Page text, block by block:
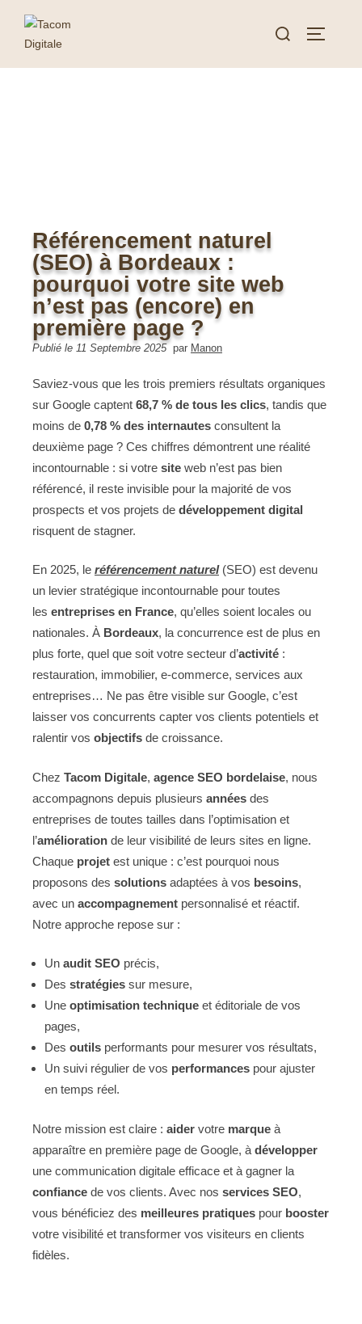
Référencement naturel
(SEO) à Bordeaux :
pourquoi votre site web
n’est pas (encore) en
première page ?
Publié le 11 Septembre 2025par Manon
Saviez-vous que les trois premiers résultats organiques
sur Google captent 68,7 % de tous les clics, tandis que
moins de 0,78 % des internautes consultent la
deuxième page ? Ces chiffres démontrent une réalité
incontournable : si votre site web n’est pas bien
référencé, il reste invisible pour la majorité de vos
prospects et vos projets de développement digital
risquent de stagner.
En 2025, le référencement naturel(SEO) est devenu
un levier stratégique incontournable pour toutes
les entreprises en France, qu’elles soient locales ou
nationales. À Bordeaux, la concurrence est de plus en
plus forte, quel que soit votre secteur d’activité :
restauration, immobilier, e-commerce, services aux
entreprises… Ne pas être visible sur Google, c’est
laisser vos concurrents capter vos clients potentiels et
ralentir vos objectifs de croissance.
Chez Tacom Digitale, agence SEO bordelaise, nous
accompagnons depuis plusieurs années des
entreprises de toutes tailles dans l’optimisation et
l’amélioration de leur visibilité de leurs sites en ligne.
Chaque projet est unique : c’est pourquoi nous
proposons des solutions adaptées à vos besoins,
avec un accompagnement personnalisé et réactif.
Notre approche repose sur :
Un audit SEO précis,
Des stratégies sur mesure,
Une optimisation technique et éditoriale de vos
pages,
Des outils performants pour mesurer vos résultats,
Un suivi régulier de vos performances pour ajuster
en temps réel.
Notre mission est claire : aider votre marque à
apparaître en première page de Google, à développer
une communication digitale efficace et à gagner la
confiance de vos clients. Avec nos services SEO,
vous bénéficiez des meilleures pratiques pour booster
votre visibilité et transformer vos visiteurs en clients
fidèles.